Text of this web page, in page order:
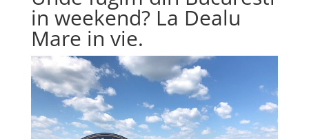
in weekend? La Dealu
Mare in vie.